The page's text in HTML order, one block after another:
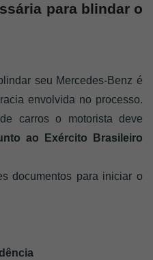
para blindar o
seu Mercedes-Benz é
envolvida no processo.
carros o motorista deve
ao Exército Brasileiro
documentos para iniciar o